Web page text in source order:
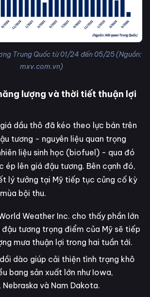
Trung Quốc từ 01/24 đến 05/25 (Nguồn:
mxv.com.vn)
lượng và thời tiết thuận lợi
dầu thô đã kéo theo lực bán trên
tương - nguyên liệu quan trọng
liệu sinh học (biofuel) - qua đó
ép lên giá đậu tương. Bên cạnh đó,
lý tưởng tại Mỹ tiếp tục củng cố kỳ
bội thu.
Weather Inc. cho thấy phần lớn
tương trọng điểm của Mỹ sẽ tiếp
mưa thuận lợi trong hai tuần tới.
dào giúp cải thiện tình trạng khô
bang sản xuất lớn như Iowa,
Nebraska và Nam Dakota.